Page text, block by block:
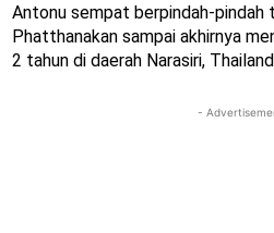
Antonu sempat berpindah-pindah
Phatthanakan sampai akhirnya
2 tahun di daerah Narasiri,
-